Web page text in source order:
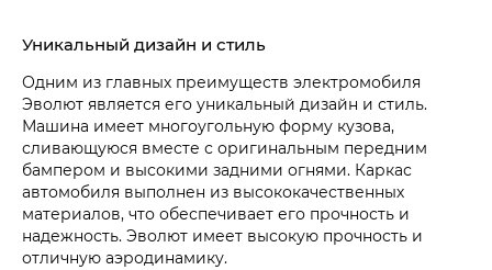
Уникальный дизайн и стиль
Одним из главных преимуществ электромобиля
Эволют является его уникальный дизайн и стиль.
Машина имеет многоугольную форму кузова,
сливающуюся вместе с оригинальным передним
бампером и высокими задними огнями. Каркас
автомобиля выполнен из высококачественных
материалов, что обеспечивает его прочность и
надежность. Эволют имеет высокую прочность и
отличную аэродинамику.